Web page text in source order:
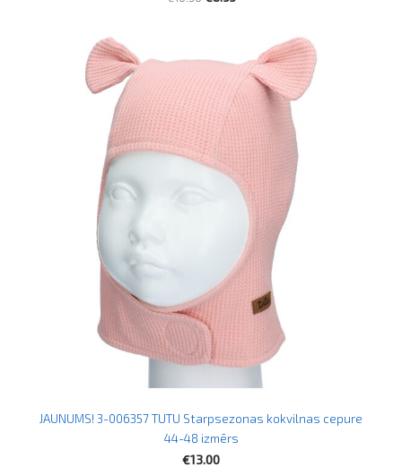
JAUNUMS! 3-006357 TUTU Starpsezonas kokvilnas cepure
44-48 izmērs
€13.00